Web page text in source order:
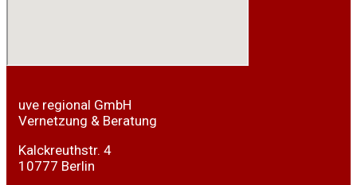
uve regional GmbH
Vernetzung & Beratung
Kalckreuthstr. 4
10777 Berlin